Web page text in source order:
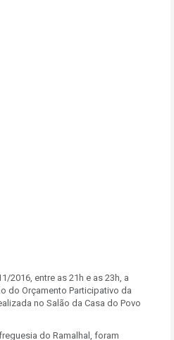
2016, entre as 21h e as 23h, a
do Orçamento Participativo da
no Salão da Casa do Povo
do Ramalhal, foram